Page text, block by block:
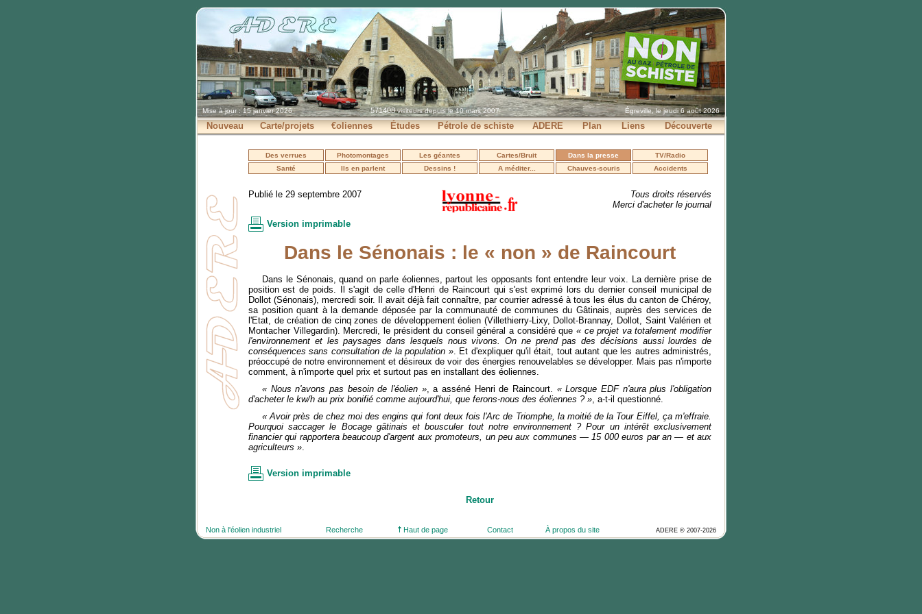
Mise à jour : 15 janvier 2026 571408visiteurs depuis le 10 mars 2007 Égreville, le jeudi 6 août 2026
Nouveau Carte/projets €oliennes Études Pétrole de schiste ADERE Plan Liens Découverte
Des verrues Photomontages Les géantes Cartes/Bruit Dans la presse
TV/Radio
Santé
Ils en parlent Dessins ! A méditer... Chauves-souris Accidents
Publié le 29 septembre 2007
Tous droits réservés
Merci d'acheter le journal
Version imprimable
Dans le Sénonais : le « non » de Raincourt
Dans le Sénonais, quand on parle éoliennes, partout les opposants font entendre leur voix. La dernière prise de
position est de poids. Il s'agit de celle d'Henri de Raincourt qui s'est exprimé lors du dernier conseil municipal de
Dollot (Sénonais), mercredi soir. Il avait déjà fait connaître, par courrier adressé à tous les élus du canton de Chéroy,
sa position quant à la demande déposée par la communauté de communes du Gâtinais, auprès des services de
l'Etat, de création de cinq zones de développement éolien (Villethierry-Lixy, Dollot-Brannay, Dollot, Saint Valérien et
Montacher Villegardin). Mercredi, le président du conseil général a considéré que « ce projet va totalement modifier
l'environnement et les paysages dans lesquels nous vivons. On ne prend pas des décisions aussi lourdes de
conséquences sans consultation de la population ». Et d'expliquer qu'il était, tout autant que les autres administrés,
préoccupé de notre environnement et désireux de voir des énergies renouvelables se développer. Mais pas n'importe
comment, à n'importe quel prix et surtout pas en installant des éoliennes.
« Nous n'avons pas besoin de l'éolien », a asséné Henri de Raincourt. « Lorsque EDF n'aura plus l'obligation
d'acheter le kw/h au prix bonifié comme aujourd'hui, que ferons-nous des éoliennes ? », a-t-il questionné.
« Avoir près de chez moi des engins qui font deux fois l'Arc de Triomphe, la moitié de la Tour Eiffel, ça m'effraie.
Pourquoi saccager le Bocage gâtinais et bousculer tout notre environnement ? Pour un intérêt exclusivement
financier qui rapportera beaucoup d'argent aux promoteurs, un peu aux communes — 15 000 euros par an — et aux
agriculteurs ».
Version imprimable
Retour
Non à l'éolien industriel Haut de page
Recherche Contact À propos du site ADERE © 2007-2026